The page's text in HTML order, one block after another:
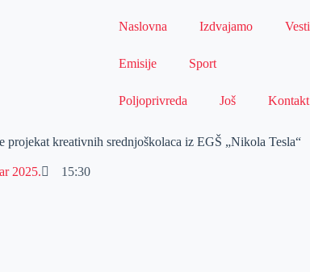
Naslovna Izdvajamo Vesti
Emisije Sport
Poljoprivreda Još Kontakt
projekat kreativnih srednjoškolaca iz EGŠ „Nikola Tesla“
2025. 15:30